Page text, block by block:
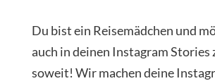
Du bist ein Reisemädchen und
auch in deinen Instagram Stories
soweit! Wir machen deine